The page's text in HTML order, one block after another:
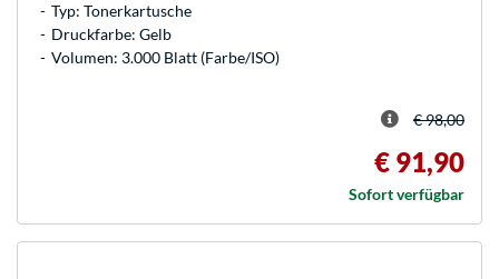
Typ: Tonerkartusche
Druckfarbe: Gelb
Volumen: 3.000 Blatt (Farbe/ISO)
€ 98,00
€ 91,90
Sofort verfügbar